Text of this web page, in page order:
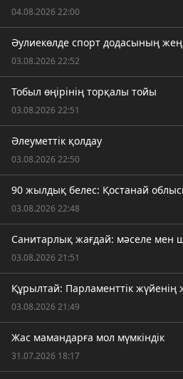
04.08.2026 22:00
Әулиекөлде спорт додасының
03.08.2026 22:52
Тобыл өңірінің торқалы тойы
03.08.2026 22:51
Әлеуметтік қолдау
03.08.2026 22:50
90 жылдық белес: Қостанай
03.08.2026 22:48
Санитарлық жағдай: мәселе мен
03.08.2026 21:51
Құрылтай: Парламенттік жүйенің
03.08.2026 21:49
Жас мамандарға мол мүмкіндік
31.07.2026 18:17